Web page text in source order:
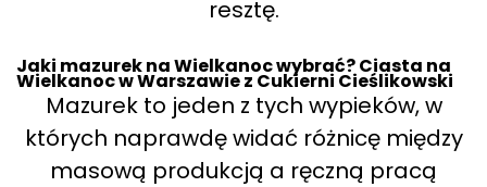
resztę.
Jaki mazurek na Wielkanoc wybrać? Ciasta na
Wielkanoc w Warszawie z Cukierni Cieślikowski
Mazurek to jeden z tych wypieków, w
których naprawdę widać różnicę między
masową produkcją a ręczną pracą